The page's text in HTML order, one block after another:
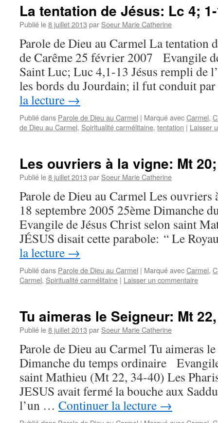
La tentation de Jésus: Lc 4;
Publié le8 juillet 2013 par Soeur Marie Catherine
Parole de Dieu au Carmel La tentation
de Carême 25 février 2007 Evangile
Saint Luc; Luc 4,1-13 Jésus rempli de
les bords du Jourdain; il fut conduit
la lecture →
Publié dans Parole de Dieu au Carmel | Marqué avecCarmel,
de Dieu au Carmel, Spiritualité carmélitaine, tentation | Laisser
Les ouvriers à la vigne: Mt
Publié le8 juillet 2013 par Soeur Marie Catherine
Parole de Dieu au Carmel Les ouvriers
18 septembre 2005 25ème Dimanche
Evangile de Jésus Christ selon saint
JÉSUS disait cette parabole: “ Le
la lecture →
Publié dans Parole de Dieu au Carmel | Marqué avecCarmel,
Carmel, Spiritualité carmélitaine | Laisser un commentaire
Tu aimeras le Seigneur: Mt
Publié le8 juillet 2013 par Soeur Marie Catherine
Parole de Dieu au Carmel Tu aimeras
Dimanche du temps ordinaire
saint Mathieu (Mt 22, 34-40) Les
JESUS avait fermé la bouche aux
l’un … Continuer la lecture →